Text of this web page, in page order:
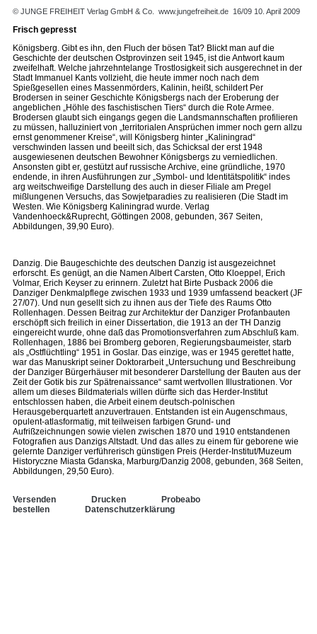
© JUNGE FREIHEIT Verlag GmbH & Co. www.jungefreiheit.de 16/09 10. April 2009
Frisch gepresst
Königsberg. Gibt es ihn, den Fluch der bösen Tat? Blickt man auf die
Geschichte der deutschen Ostprovinzen seit 1945, ist die Antwort kaum
zweifelhaft. Welche jahrzehntelange Trostlosigkeit sich ausgerechnet in der
Stadt Immanuel Kants vollzieht, die heute immer noch nach dem
Spießgesellen eines Massenmörders, Kalinin, heißt, schildert Per
Brodersen in seiner Geschichte Königsbergs nach der Eroberung der
angeblichen „Höhle des faschistischen Tiers“ durch die Rote Armee.
Brodersen glaubt sich eingangs gegen die Landsmannschaften profilieren
zu müssen, halluziniert von „territorialen Ansprüchen immer noch gern allzu
ernst genommener Kreise“, will Königsberg hinter „Kaliningrad“
verschwinden lassen und beeilt sich, das Schicksal der erst 1948
ausgewiesenen deutschen Bewohner Königsbergs zu verniedlichen.
Ansonsten gibt er, gestützt auf russische Archive, eine gründliche, 1970
endende, in ihren Ausführungen zur „Symbol- und Identitätspolitik“ indes
arg weitschweifige Darstellung des auch in dieser Filiale am Pregel
mißlungenen Versuchs, das Sowjetparadies zu realisieren (Die Stadt im
Westen. Wie Königsberg Kaliningrad wurde. Verlag
Vandenhoeck&Ruprecht, Göttingen 2008, gebunden, 367 Seiten,
Abbildungen, 39,90 Euro).
Danzig. Die Baugeschichte des deutschen Danzig ist ausgezeichnet
erforscht. Es genügt, an die Namen Albert Carsten, Otto Kloeppel, Erich
Volmar, Erich Keyser zu erinnern. Zuletzt hat Birte Pusback 2006 die
Danziger Denkmalpflege zwischen 1933 und 1939 umfassend beackert (JF
27/07). Und nun gesellt sich zu ihnen aus der Tiefe des Raums Otto
Rollenhagen. Dessen Beitrag zur Architektur der Danziger Profanbauten
erschöpft sich freilich in einer Dissertation, die 1913 an der TH Danzig
eingereicht wurde, ohne daß das Promotionsverfahren zum Abschluß kam.
Rollenhagen, 1886 bei Bromberg geboren, Regierungsbaumeister, starb
als „Ostflüchtling“ 1951 in Goslar. Das einzige, was er 1945 gerettet hatte,
war das Manuskript seiner Doktorarbeit „Untersuchung und Beschreibung
der Danziger Bürgerhäuser mit besonderer Darstellung der Bauten aus der
Zeit der Gotik bis zur Spätrenaissance“ samt wertvollen Illustrationen. Vor
allem um dieses Bildmaterials willen dürfte sich das Herder-Institut
entschlossen haben, die Arbeit einem deutsch-polnischen
Herausgeberquartett anzuvertrauen. Entstanden ist ein Augenschmaus,
opulent-atlasformatig, mit teilweisen farbigen Grund- und
Aufrißzeichnungen sowie vielen zwischen 1870 und 1910 entstandenen
Fotografien aus Danzigs Altstadt. Und das alles zu einem für geborene wie
gelernte Danziger verführerisch günstigen Preis (Herder-Institut/Muzeum
Historyczne Miasta Gdanska, Marburg/Danzig 2008, gebunden, 368 Seiten,
Abbildungen, 29,50 Euro).
Versenden Drucken
Probeabo
bestellen
Datenschutzerklärung